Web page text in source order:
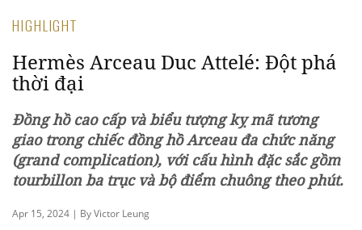
HIGHLIGHT
Hermès Arceau Duc Attelé: Đột phá
thời đại
Đồng hồ cao cấp và biểu tượng kỵ mã tương
giao trong chiếc đồng hồ Arceau đa chức năng
(grand complication), với cấu hình đặc sắc gồm
tourbillon ba trục và bộ điểm chuông theo phút.
Apr 15, 2024 | By Victor Leung